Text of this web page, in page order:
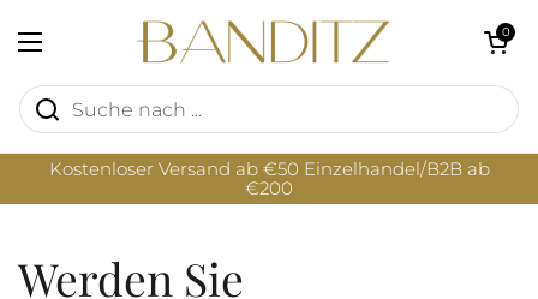
Menü öffnen
Warenkorb
0
Kostenloser Versand ab €50 Einzelhandel/B2B ab
€200
Werden Sie